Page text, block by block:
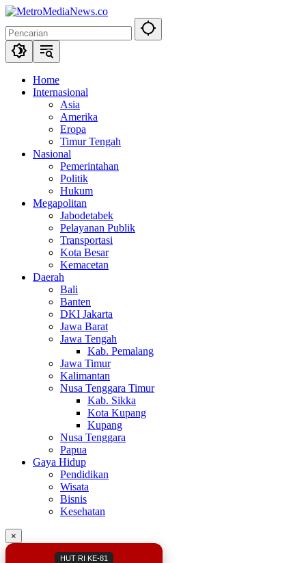
Langsung
konten
Home
Internasional
Asia
Amerika
Eropa
Timur Tengah
Nasional
Pemerintahan
Politik
Hukum
Megapolitan
Jabodetabek
Pelayanan Publik
Transportasi
Kota Besar
Kemacetan
Daerah
Bali
Banten
DKI Jakarta
Jawa Barat
Jawa Tengah
Kab. Pemalang
Jawa Timur
Kalimantan
Nusa Tenggara Timur
Kab. Sikka
Kota Kupang
Kupang
Nusa Tenggara
Papua
Gaya Hidup
Pendidikan
Wisata
Bisnis
Kesehatan
×
HUT RI KE-81